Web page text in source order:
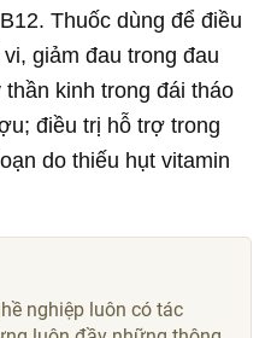
Thuốc dùng để điều
giảm đau trong đau
kinh trong đái tháo
điều trị hỗ trợ trong
do thiếu hụt vitamin
nghiệp luôn có tác